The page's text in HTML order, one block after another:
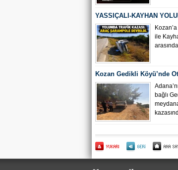
YASSIÇALI-KAYHAN
KAMERA GÖRÜNTÜLERİ
ile
Kozan Gedikli Köyü’nde
Bebek 6 Kişi Yaralandı
bağlı